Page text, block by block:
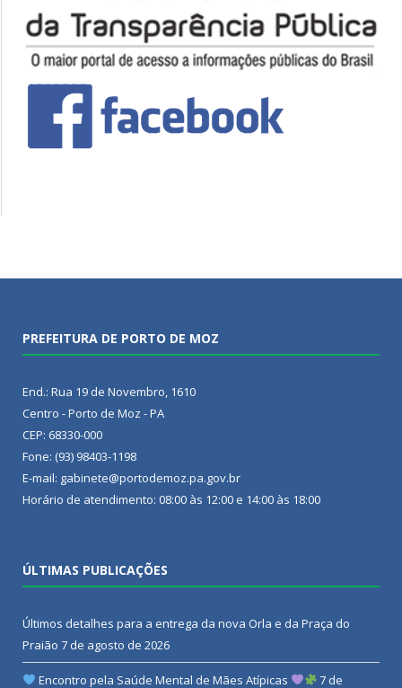
PREFEITURA DE PORTO DE MOZ
End.: Rua 19 de Novembro, 1610
Centro - Porto de Moz - PA
CEP: 68330-000
Fone: (93) 98403-1198
E-mail: gabinete@portodemoz.pa.gov.br
Horário de atendimento: 08:00 às 12:00 e 14:00 às 18:00
ÚLTIMAS PUBLICAÇÕES
Últimos detalhes para a entrega da nova Orla e da Praça do
Praião 7 de agosto de 2026
Encontro pela Saúde Mental de Mães Atípicas
7 de